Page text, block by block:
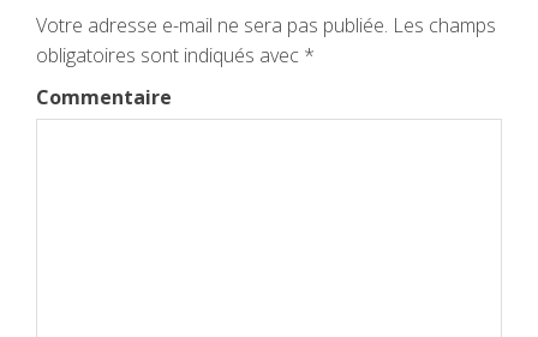
Votre adresse e-mail ne sera pas publiée. Les champs
obligatoires sont indiqués avec *
Commentaire